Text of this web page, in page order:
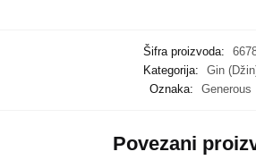
Šifra proizvoda:
Kategorija:
Gin
Oznaka:
Generous
Povezani